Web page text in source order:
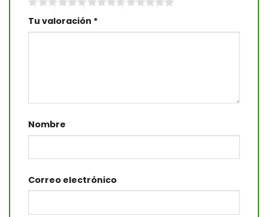
Tu valoración *
Nombre
Correo electrónico